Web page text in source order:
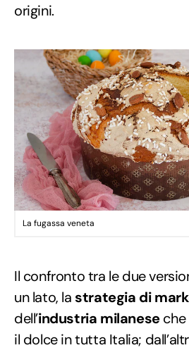
origini.
La fugassa veneta
Il confronto tra le due
un lato, la strategia di
dell’industria milaneseche
il dolce in tutta Italia;